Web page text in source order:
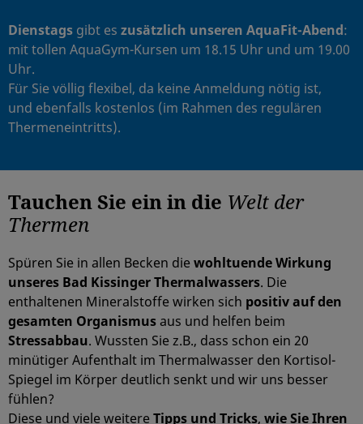
Dienstags gibt es zusätzlich unseren AquaFit-Abend:
mit tollen AquaGym-Kursen um 18.15 Uhr und um 19.00
Uhr.
Für Sie völlig flexibel, da keine Anmeldung nötig ist,
und ebenfalls kostenlos (im Rahmen des regulären
Thermeneintritts).
Tauchen Sie ein in die Welt der
Thermen
Spüren Sie in allen Becken diewohltuende Wirkung
unseres Bad Kissinger Thermalwassers. Die
enthaltenen Mineralstoffe wirken sich positiv auf den
gesamten Organismusaus und helfen beim
Stressabbau. Wussten Sie z.B., dass schon ein 20
minütiger Aufenthalt im Thermalwasser den Kortisol-
Spiegel im Körper deutlich senkt und wir uns besser
fühlen?
Diese und viele weitereTipps und Tricks, wie Sie Ihren